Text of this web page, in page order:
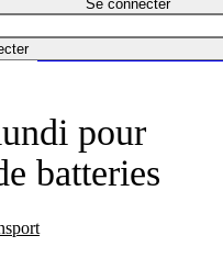
Se connecter
pour
batteries